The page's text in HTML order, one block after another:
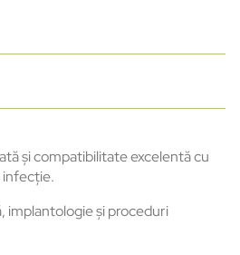
și compatibilitate excelentă cu
infecție.
implantologie și proceduri